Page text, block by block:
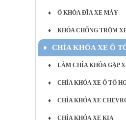
♦ Ổ KHÓA ĐĨA XE MÁY
♦ KHÓA CHỐNG TRỘM
♦ CHÌA KHÓA XE Ô
♦ LÀM CHÌA KHÓA GẬP
♦ CHÌA KHÓA XE Ô TÔ
♦ CHÌA KHÓA XE
♦ CHÌA KHÓA XE KIA